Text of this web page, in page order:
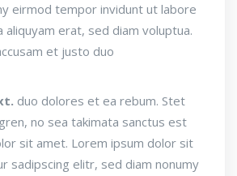
eirmod tempor invidunt ut labore
aliquyam erat, sed diam voluptua.
et justo duo
duo dolores et ea rebum. Stet
no sea takimata sanctus est
sit amet. Lorem ipsum dolor sit
sadipscing elitr, sed diam nonumy